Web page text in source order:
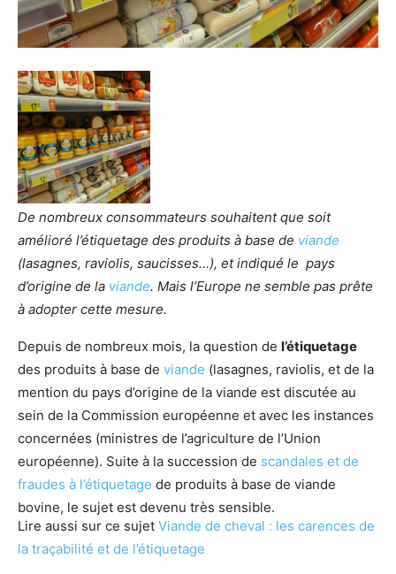
De nombreux consommateurs souhaitent que soit
amélioré l’étiquetage des produits à base de viande
(lasagnes, raviolis, saucisses…), et indiqué le pays
d’origine de la viande. Mais l’Europe ne semble pas prête
à adopter cette mesure.
Depuis de nombreux mois, la question de l’étiquetage
des produits à base de viande (lasagnes, raviolis, et de la
mention du pays d’origine de la viande est discutée au
sein de la Commission européenne et avec les instances
concernées (ministres de l’agriculture de l’Union
européenne). Suite à la succession de scandales et de
fraudes à l’étiquetage de produits à base de viande
bovine, le sujet est devenu très sensible.
Lire aussi sur ce sujet Viande de cheval : les carences de
la traçabilité et de l’étiquetage